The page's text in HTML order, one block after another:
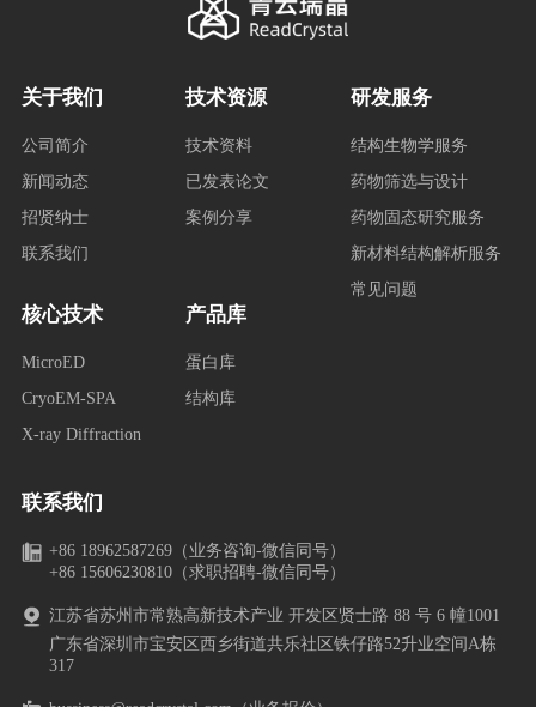
研发服务
结构生物学服务
药物筛选与设计
药物固态研究服务
新材料结构解析服务
常见问题
产品库
蛋白库
结构库
核心技术
MicroED
CryoEM-SPA
X-ray Diffraction
技术资源
技术资料
已发表论文
案例分享
关于我们
公司简介
新闻动态
招贤纳士
联系我们
联系我们
+86 18962587269（业务咨询-微信同号）
+86 15606230810（求职招聘-微信同号）
江苏省苏州市常熟高新技术产业 开发区贤士路 88 号 6 幢1001
广东省深圳市宝安区西乡街道共乐社区铁仔路52升业空间A栋
317